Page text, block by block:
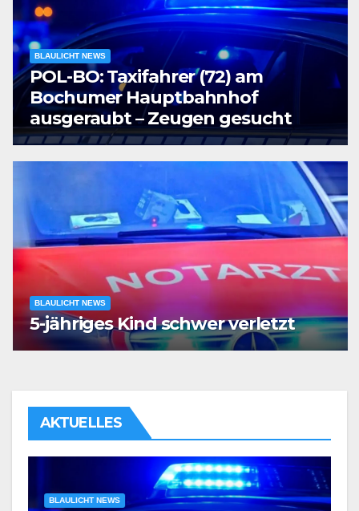
BLAULICHT NEWS
POL-BO: Taxifahrer (72) am
Bochumer Hauptbahnhof
ausgeraubt – Zeugen gesucht
BLAULICHT NEWS
5-jähriges Kind schwer verletzt
AKTUELLES
BLAULICHT NEWS